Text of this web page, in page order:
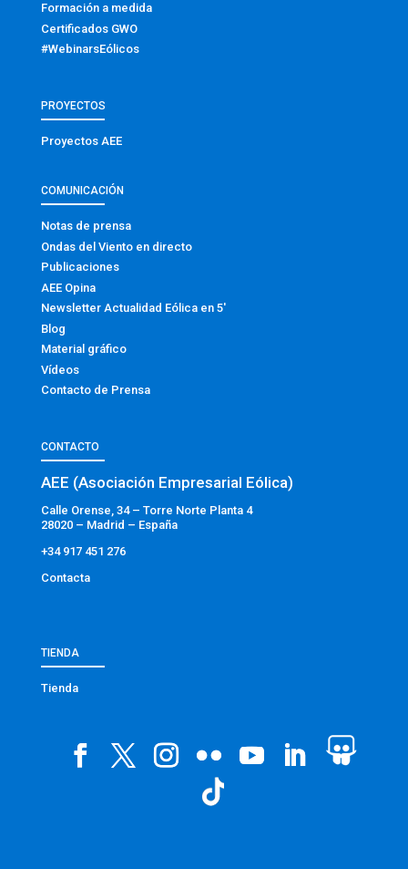
Formación a medida
Certificados GWO
#WebinarsEólicos
PROYECTOS
Proyectos AEE
COMUNICACIÓN
Notas de prensa
Ondas del Viento en directo
Publicaciones
AEE Opina
Newsletter Actualidad Eólica en 5′
Blog
Material gráfico
Vídeos
Contacto de Prensa
CONTACTO
AEE (Asociación Empresarial Eólica)
Calle Orense, 34 – Torre Norte Planta 4
28020 – Madrid – España
+34 917 451 276
Contacta
TIENDA
Tienda